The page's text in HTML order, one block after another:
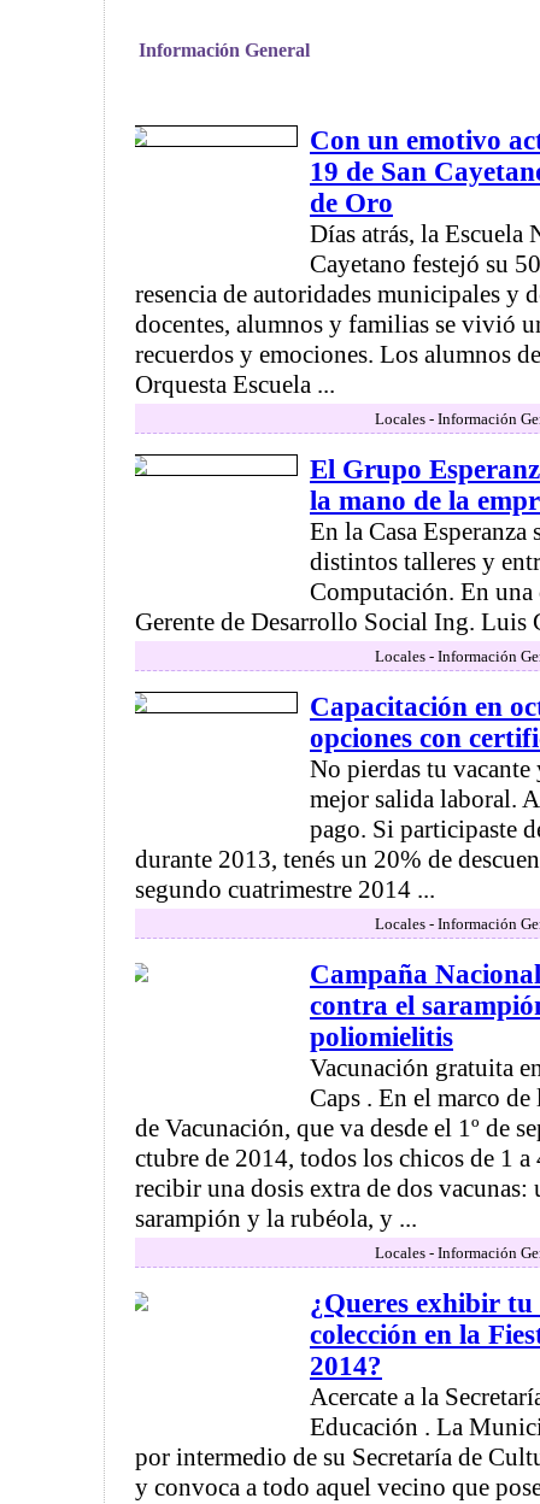
Información General
Con un emotivo
19 de San
de Oro
Días atrás, la Escuela
Cayetano festejó su
resencia de autoridades municipales y
docentes, alumnos y familias se vivió
recuerdos y emociones. Los alumnos
Orquesta Escuela ...
Locales - Información
El Grupo
la mano de la
En la Casa
distintos talleres y
Computación. En
Gerente de Desarrollo Social Ing. Luis
Locales - Información
Capacitación en
opciones con
No pierdas tu vacante
mejor salida laboral.
pago. Si participaste
durante 2013, tenés un 20% de
segundo cuatrimestre 2014 ...
Locales - Información
Campaña
contra el
poliomielitis
Vacunación gratuita
Caps . En el marco
de Vacunación, que va desde el 1º de
ctubre de 2014, todos los chicos de 1
recibir una dosis extra de dos vacunas:
sarampión y la rubéola, y ...
Locales - Información
¿Queres exhibir
colección en la
2014?
Acercate a la
Educación . La
por intermedio de su Secretaría de
y convoca a todo aquel vecino que